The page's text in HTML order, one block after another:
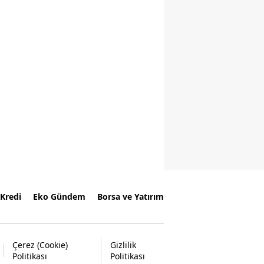
Kredi Eko Gündem Borsa ve Yatırım
Çerez (Cookie)
Politikası
Gizlilik
Politikası